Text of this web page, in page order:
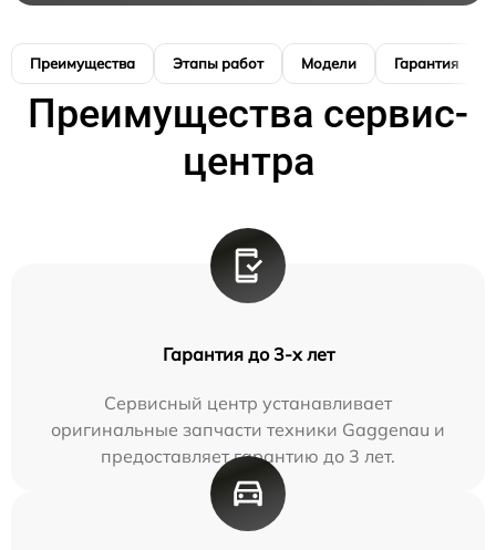
Преимущества Этапы работ Модели Гарантия
Преимущества сервис-
центра
Гарантия до 3-х лет
Сервисный центр устанавливает
оригинальные запчасти техники Gaggenau и
предоставляет гарантию до 3 лет.